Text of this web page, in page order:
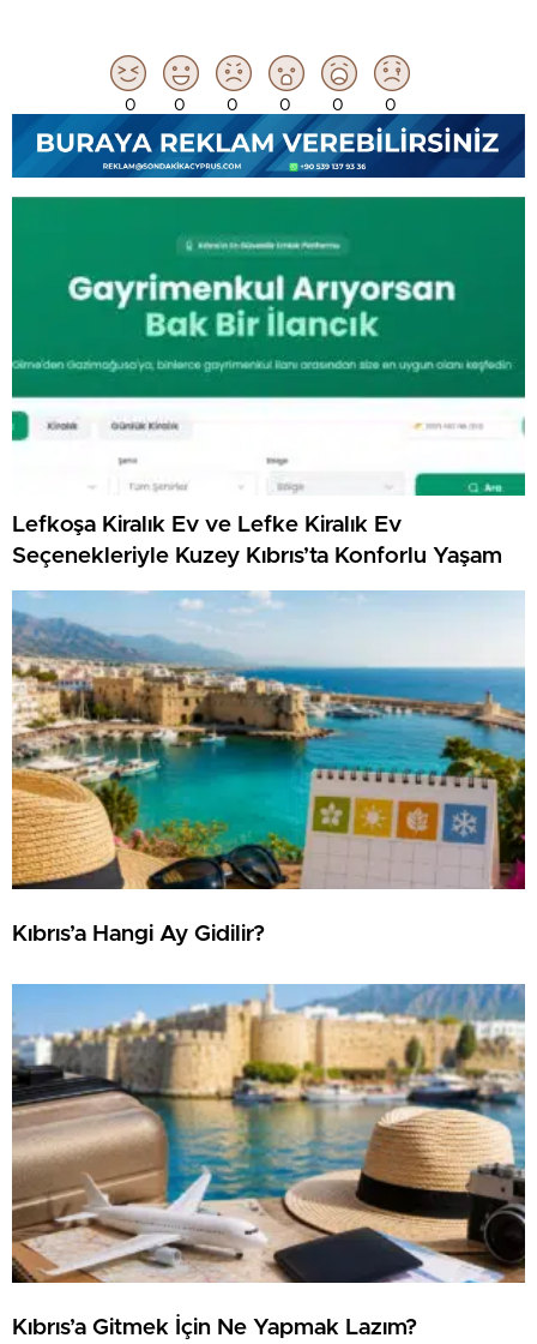
0 0 0 0 0 0
Lefkoşa Kiralık Ev ve Lefke Kiralık Ev
Seçenekleriyle Kuzey Kıbrıs’ta Konforlu Yaşam
Kıbrıs’a Hangi Ay Gidilir?
Kıbrıs’a Gitmek İçin Ne Yapmak Lazım?